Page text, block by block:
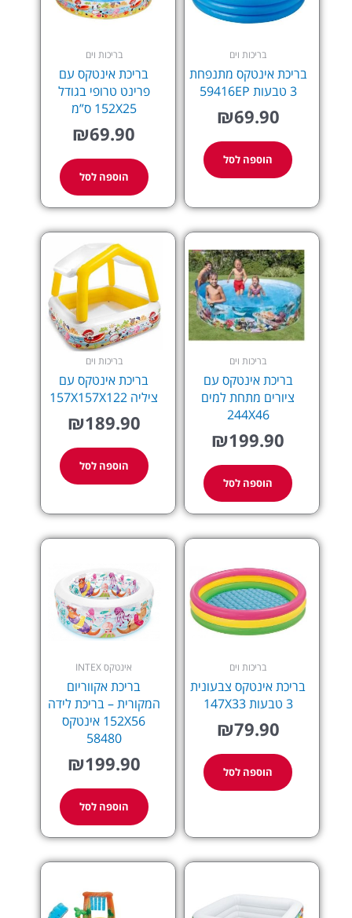
בריכות וים
בריכת אינטקס מתנפחת
3 טבעות 59416EP
₪69.90
הוספה לסל
בריכות וים
בריכת אינטקס עם
פרינט טרופי בגודל
152X25 ס”מ
₪69.90
הוספה לסל
בריכות וים
בריכת אינטקס עם
ציורים מתחת למים
244X46
₪199.90
הוספה לסל
בריכות וים
בריכת אינטקס עם
ציליה 157X157X122
₪189.90
הוספה לסל
בריכות וים
בריכת אינטקס צבעונית
3 טבעות 147X33
₪79.90
הוספה לסל
אינטקס INTEX
בריכת אקווריום
המקורית – בריכת לידה
152X56 אינטקס
58480
₪199.90
הוספה לסל